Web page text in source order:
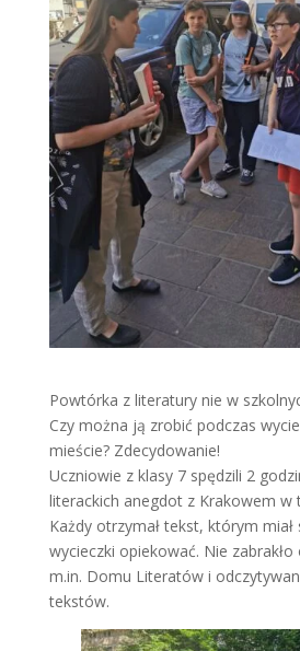
Powtórka z literatury nie w
Czy można ją zrobić podczas
mieście? Zdecydowanie!
Uczniowie z klasy 7 spędzili 2
literackich anegdot z Krakowem w
Każdy otrzymał tekst, którym miał
wycieczki opiekować. Nie zabrakło
m.in. Domu Literatów i
tekstów.